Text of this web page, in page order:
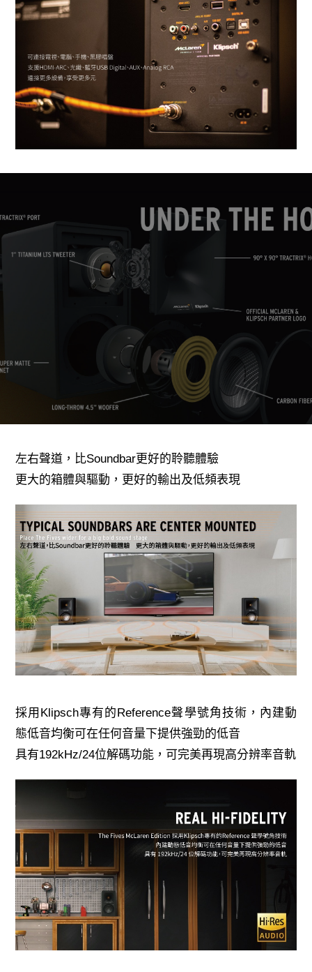
左右聲道，比Soundbar更好的聆聽體驗
更大的箱體與驅動，更好的輸出及低頻表現
採用Klipsch專有的Reference聲學號角技術，內建動
態低音均衡可在任何音量下提供強勁的低音
具有192kHz/24位解碼功能，可完美再現高分辨率音軌